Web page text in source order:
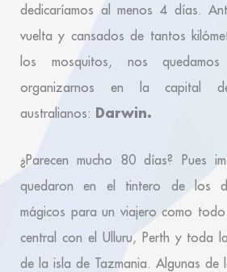
dedicaríamos al menos 4 días.
vuelta y cansados de tantos
los mosquitos, nos
organizarnos en la capital
australianos: Darwin.
¿Parecen mucho 80 días? Pues
quedaron en el tintero de los
mágicos para un viajero como
central con el Ulluru, Perth y toda
de la isla de Tazmania. Algunas de